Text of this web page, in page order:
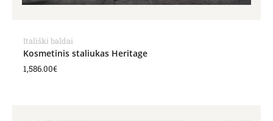
Itališki baldai
Kosmetinis staliukas Heritage
1,586.00€